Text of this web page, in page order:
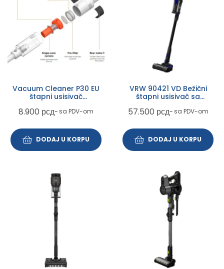
Vacuum Cleaner P30 EU
štapni usisivač
8.900 рсд~ sa PDV-om
DODAJ U KORPU
VRW 90421 VD Bežični
štapni usisivač sa
57.500 рсд~ sa PDV-om
DODAJ U KORPU